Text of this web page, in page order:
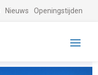
Nieuws Openingstijden